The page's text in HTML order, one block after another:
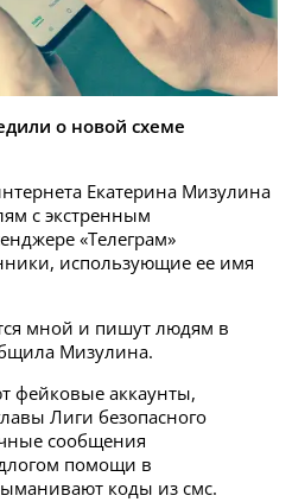
о новой схеме
Екатерина Мизулина
с экстренным
«Телеграм»
использующие ее имя
мной и пишут людям в
Мизулина.
фейковые аккаунты,
Лиги безопасного
сообщения
помощи в
коды из смс.